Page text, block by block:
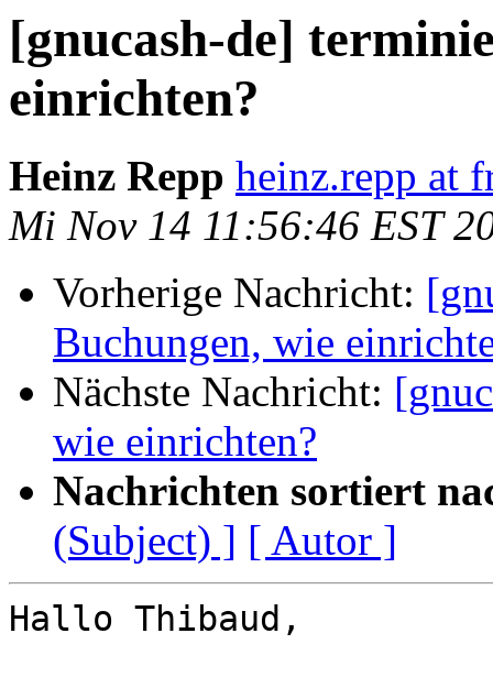
[gnucash-de]
einrichten?
Heinz Repp heinz.repp at
Mi Nov 14 11:56:46 EST
Vorherige Nachricht:
Buchungen, wie
Nächste Nachricht:
wie einrichten?
Nachrichten sortiert
(Subject) ] [ Autor ]
Hallo Thibaud,